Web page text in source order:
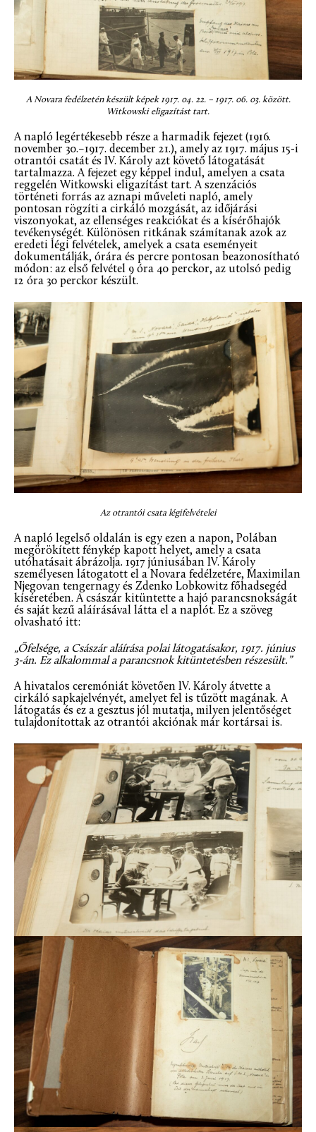
A Novara fedélzetén készült képek 1917. 04. 22. – 1917. 06. 03. között.
Witkowski eligazítást tart.
A napló legértékesebb része a harmadik fejezet (1916.
november 30.–1917. december 21.), amely az 1917. május 15-i
otrantói csatát és IV. Károly azt követő látogatását
tartalmazza. A fejezet egy képpel indul, amelyen a csata
reggelén Witkowski eligazítást tart. A szenzációs
történeti forrás az aznapi műveleti napló, amely
pontosan rögzíti a cirkáló mozgását, az időjárási
viszonyokat, az ellenséges reakciókat és a kísérőhajók
tevékenységét. Különösen ritkának számítanak azok az
eredeti légi felvételek, amelyek a csata eseményeit
dokumentálják, órára és percre pontosan beazonosítható
módon: az első felvétel 9 óra 40 perckor, az utolsó pedig
12 óra 30 perckor készült.
Az otrantói csata légifelvételei
A napló legelső oldalán is egy ezen a napon, Polában
megörökített fénykép kapott helyet, amely a csata
utóhatásait ábrázolja. 1917 júniusában IV. Károly
személyesen látogatott el a Novara fedélzetére, Maximilan
Njegovan tengernagy és Zdenko Lobkowitz főhadsegéd
kíséretében. A császár kitüntette a hajó parancsnokságát
és saját kezű aláírásával látta el a naplót. Ez a szöveg
olvasható itt:
„Őfelsége, a Császár aláírása polai látogatásakor, 1917. június
3-án. Ez alkalommal a parancsnok kitüntetésben részesült.”
A hivatalos ceremóniát követően IV. Károly átvette a
cirkáló sapkajelvényét, amelyet fel is tűzött magának. A
látogatás és ez a gesztus jól mutatja, milyen jelentőséget
tulajdonítottak az otrantói akciónak már kortársai is.